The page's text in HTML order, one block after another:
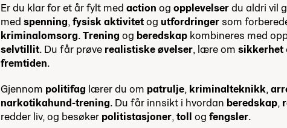
Er du klar for et år fylt med action og opplevelserdu aldri vil
med spenning,fysisk aktivitetog utfordringersom
kriminalomsorg.Trening og beredskap kombineres med
selvtillit. Du får prøve realistiske øvelser, lære om sikkerhet
fremtiden.
Gjennom politifag lærer du om patrulje, kriminalteknikk,
narkotikahund-trening. Du får innsikt i hvordan beredskap,
redder liv, og besøker politistasjoner,toll og fengsler.